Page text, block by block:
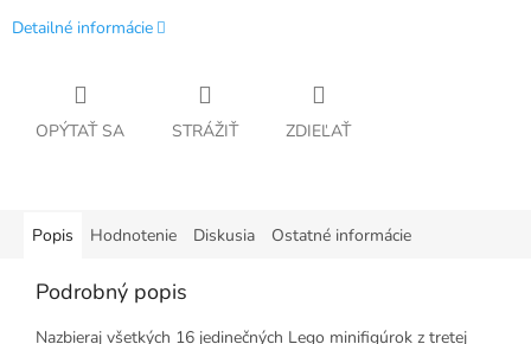
Detailné informácie
OPÝTAŤ SA STRÁŽIŤ ZDIEĽAŤ
Popis Hodnotenie Diskusia Ostatné informácie
Podrobný popis
Nazbieraj všetkých 16 jedinečných Lego minifigúrok z tretej